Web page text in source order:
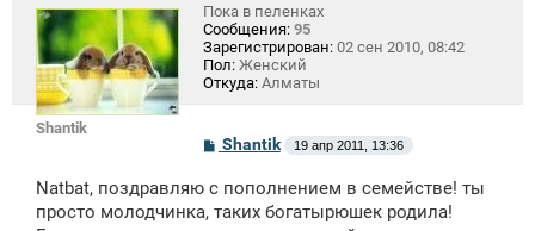
Shantik
Пока в пеленках
Сообщения: 95
Зарегистрирован: 02 сен 2010, 08:42
Пол: Женский
Откуда: Алматы
С
о
б
щ
Shantik 19 апр 2011, 13:36
Natbat, поздравляю с пополнением в семействе! ты
просто молодчинка, таких богатырюшек родила!